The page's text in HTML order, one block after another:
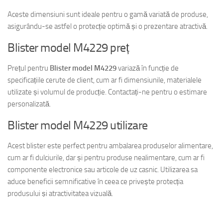
Aceste dimensiuni sunt ideale pentru o gamă variată de produse,
asigurându-se astfel o protecție optimă și o prezentare atractivă.
Blister model M4229 preț
Prețul pentru Blister model M4229variază în funcție de
specificațiile cerute de client, cum ar fi dimensiunile, materialele
utilizate și volumul de producție. Contactați-ne pentru o estimare
personalizată.
Blister model M4229 utilizare
Acest blister este perfect pentru ambalarea produselor alimentare,
cum ar fi dulciurile, dar și pentru produse nealimentare, cum ar fi
componente electronice sau articole de uz casnic. Utilizarea sa
aduce beneficii semnificative în ceea ce privește protecția
produsului și atractivitatea vizuală.